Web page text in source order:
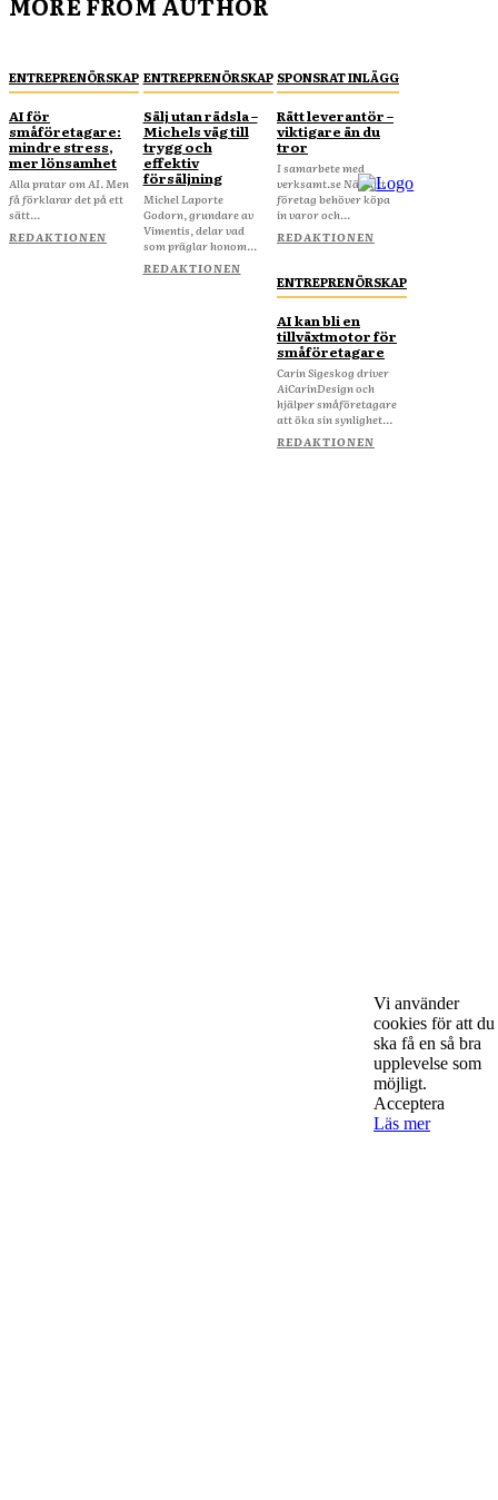
ENTREPRENÖRSKAP
AI för
småföretagare:
mindre stress,
mer lönsamhet
Alla pratar om AI. Men
få förklarar det på ett
sätt...
REDAKTIONEN
ENTREPRENÖRSKAP
Sälj utan rädsla –
Michels väg till
trygg och
effektiv
försäljning
Michel Laporte
Godorn, grundare av
Vimentis, delar vad
som präglar honom...
REDAKTIONEN
SPONSRAT INLÄGG
Rätt leverantör –
viktigare än du
tror
I samarbete med
verksamt.se När ditt
företag behöver köpa
in varor och...
REDAKTIONEN
ENTREPRENÖRSKAP
AI kan bli en
tillväxtmotor för
småföretagare
Carin Sigeskog driver
AiCarinDesign och
hjälper småföretagare
att öka sin synlighet...
REDAKTIONEN
Vi använder
cookies för att du
ska få en så bra
upplevelse som
möjligt.
Acceptera
Läs mer